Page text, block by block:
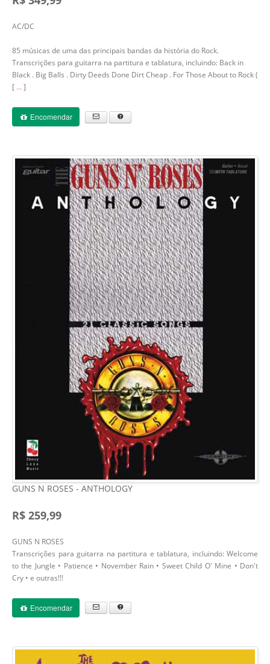
AC/DC
85 músicas de uma das principais bandas da história do Rock.
Transcrições para guitarra na partitura e tablatura, incluindo: Back in
Black . Big Balls . Dirty Deeds Done Dirt Cheap . For Those About to Rock (
[ ...]
Encomendar
GUNS N ROSES - ANTHOLOGY
R$ 259,99
GUNS N ROSES
Transcrições para guitarra na partitura e tablatura, incluindo: Welcome
to the Jungle • Patience • November Rain • Sweet Child O' Mine • Don't
Cry • e outras!!!
Encomendar